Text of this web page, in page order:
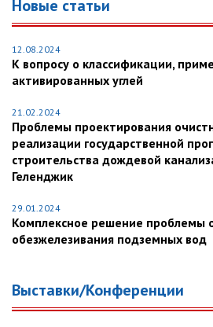
Новые статьи
12.08.2024
К вопросу о классификации,
активированных углей
21.02.2024
Проблемы проектирования
реализации государственной
строительства дождевой
Геленджик
29.01.2024
Комплексное решение проблемы
обезжелезивания подземных вод
Выставки/Конференции